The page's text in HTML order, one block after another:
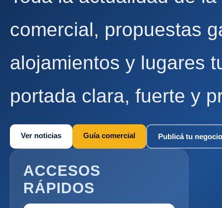
comercial, propuestas
alojamientos y lugares
portada clara, fuerte y
Ver noticias Guía comercial Publicá tu negocio
ACCESOS
RÁPIDOS